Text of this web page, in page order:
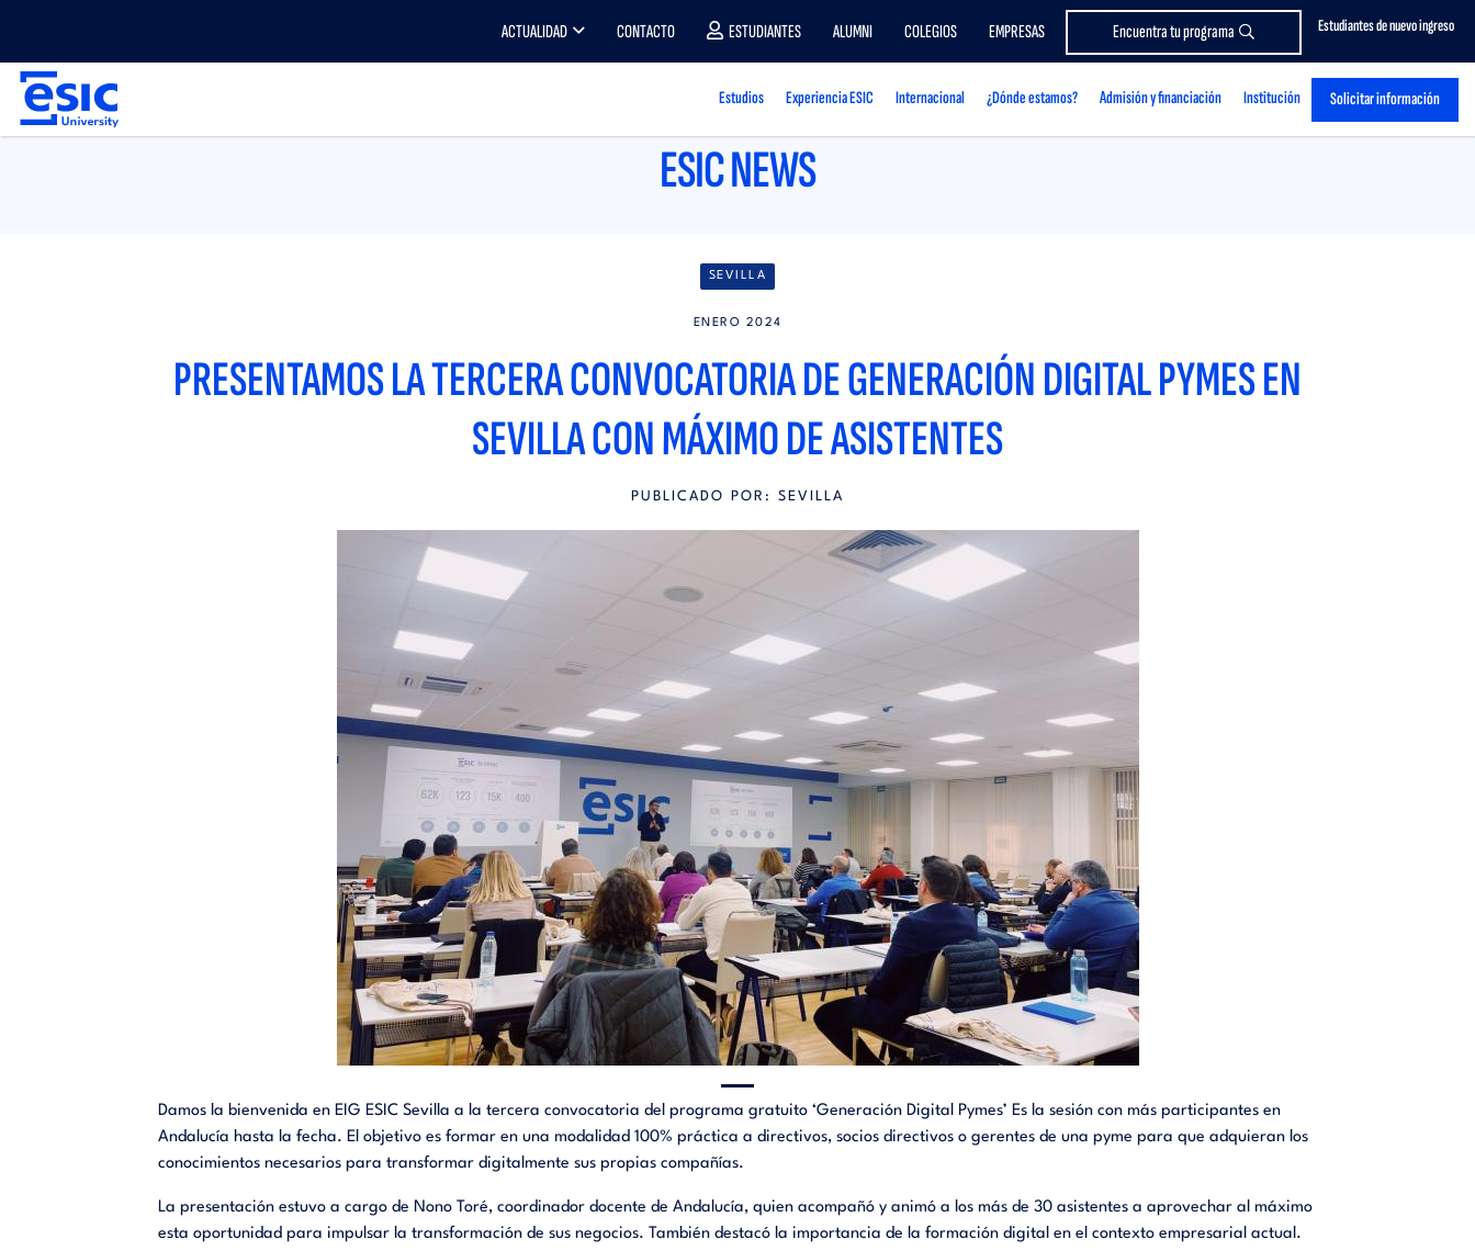
principal
Estudiantes de nuevo ingreso
ACTUALIDAD CONTACTO ESTUDIANTES ALUMNI COLEGIOS EMPRESAS Encuentra tu programa
Estudios Experiencia ESIC Internacional ¿Dónde estamos? Admisión y financiación Institución Solicitar información
ESIC NEWS
SEVILLA
ENERO 2024
PRESENTAMOS LA TERCERA CONVOCATORIA DE GENERACIÓN DIGITAL PYMES EN
SEVILLA CON MÁXIMO DE ASISTENTES
PUBLICADO POR: SEVILLA
Damos la bienvenida en EIG ESIC Sevilla a la tercera convocatoria del programa gratuito ‘Generación Digital Pymes’ Es la sesión con más participantes en
Andalucía hasta la fecha. El objetivo es formar en una modalidad 100% práctica a directivos, socios directivos o gerentes de una pyme para que adquieran los
conocimientos necesarios para transformar digitalmente sus propias compañías.
La presentación estuvo a cargo de Nono Toré, coordinador docente de Andalucía, quien acompañó y animó a los más de 30 asistentes a aprovechar al máximo
esta oportunidad para impulsar la transformación de sus negocios. También destacó la importancia de la formación digital en el contexto empresarial actual.